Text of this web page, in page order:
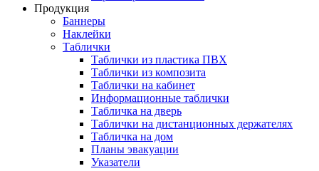
Продукция
Баннеры
Наклейки
Таблички
Таблички из пластика ПВХ
Таблички из композита
Таблички на кабинет
Информационные таблички
Табличка на дверь
Таблички на дистанционных держателях
Табличка на дом
Планы эвакуации
Указатели